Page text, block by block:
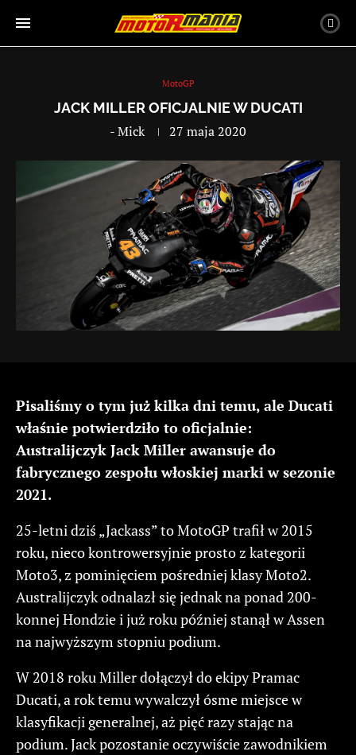
MotoGP
JACK MILLER OFICJALNIE W DUCATI
-Mick 27 maja 2020
Pisaliśmy o tym już kilka dni temu, ale Ducati
właśnie potwierdziło to oficjalnie:
Australijczyk Jack Miller awansuje do
fabrycznego zespołu włoskiej marki w sezonie
2021.
25-letni dziś „Jackass” to MotoGP trafił w 2015
roku, nieco kontrowersyjnie prosto z kategorii
Moto3, z pominięciem pośredniej klasy Moto2.
Australijczyk odnalazł się jednak na ponad 200-
konnej Hondzie i już roku później stanął w Assen
na najwyższym stopniu podium.
W 2018 roku Miller dołączył do ekipy Pramac
Ducati, a rok temu wywalczył ósme miejsce w
klasyfikacji generalnej, aż pięć razy stając na
podium. Jack pozostanie oczywiście zawodnikiem